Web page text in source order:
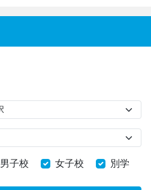
男子校 女子校 別学